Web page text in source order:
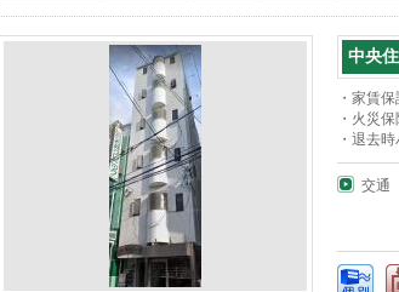
中央
・家賃
・火災
・退去
交通